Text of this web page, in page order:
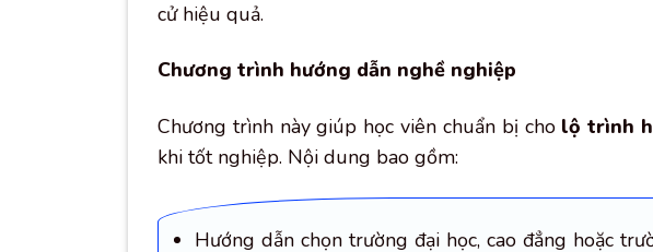
cử hiệu quả.
Chương trình hướng dẫn nghề nghiệp
Chương trình này giúp học viên chuẩn bị cho lộ trình
khi tốt nghiệp. Nội dung bao gồm:
Hướng dẫn chọn trường đại học, cao đẳng hoặc